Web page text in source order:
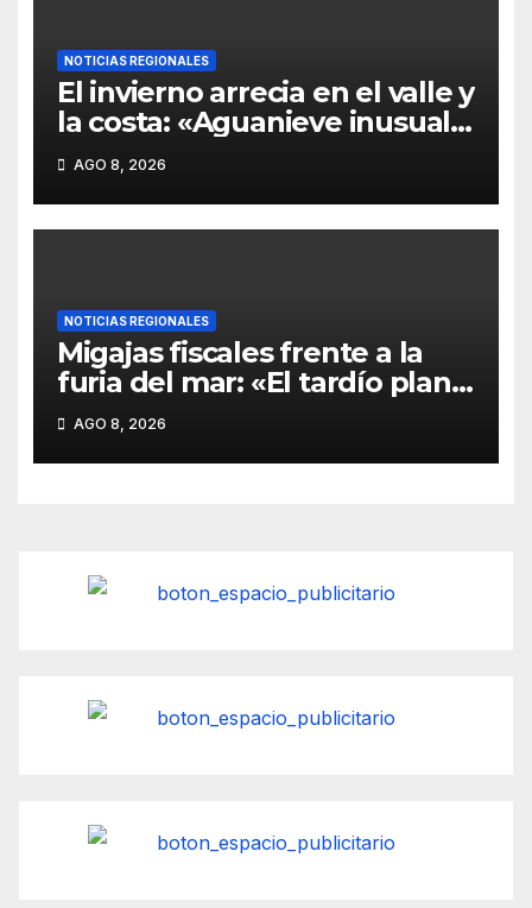
NOTICIAS REGIONALES
El invierno arrecia en el valle y
la costa: «Aguanieve inusual
en Carahue y Victoria expone
la vulnerabilidad de las rutas
de La Araucanía»
AGO 8, 2026
NOTICIAS REGIONALES
Migajas fiscales frente a la
furia del mar: «El tardío plan
de mitigación para la pesca
artesanal que no cubre el
desastre costero»
AGO 8, 2026